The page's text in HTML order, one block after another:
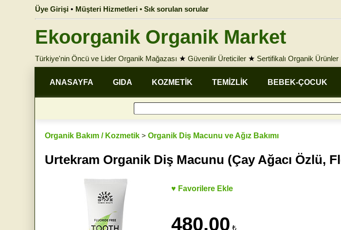
Üye Girişi • Müşteri Hizmetleri • Sık sorulan sorular
Ekoorganik Organik Market
Türkiye'nin Öncü ve Lider Organik Mağazası ★ Güvenilir Üreticiler ★ Sertifikalı Organik Ürünler
ANASAYFA GIDA KOZMETİK TEMİZLİK BEBEK-ÇOCUK
Organik Bakım / Kozmetik > Organik Diş Macunu ve Ağız Bakımı
Urtekram Organik Diş Macunu (Çay Ağacı Özlü,
♥ Favorilere Ekle
480.00 ₺